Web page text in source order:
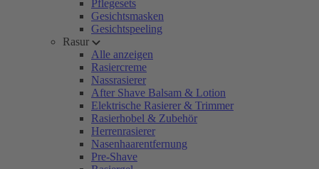
Pflegesets
Gesichtsmasken
Gesichtspeeling
Rasur
Alle anzeigen
Rasiercreme
Nassrasierer
After Shave Balsam & Lotion
Elektrische Rasierer & Trimmer
Rasierhobel & Zubehör
Herrenrasierer
Nasenhaarentfernung
Pre-Shave